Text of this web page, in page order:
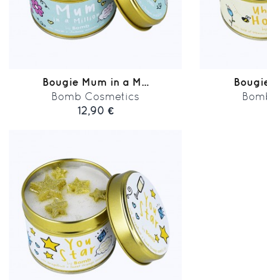
Bougie Mum in a M...
Bomb Cosmetics
12,90 €